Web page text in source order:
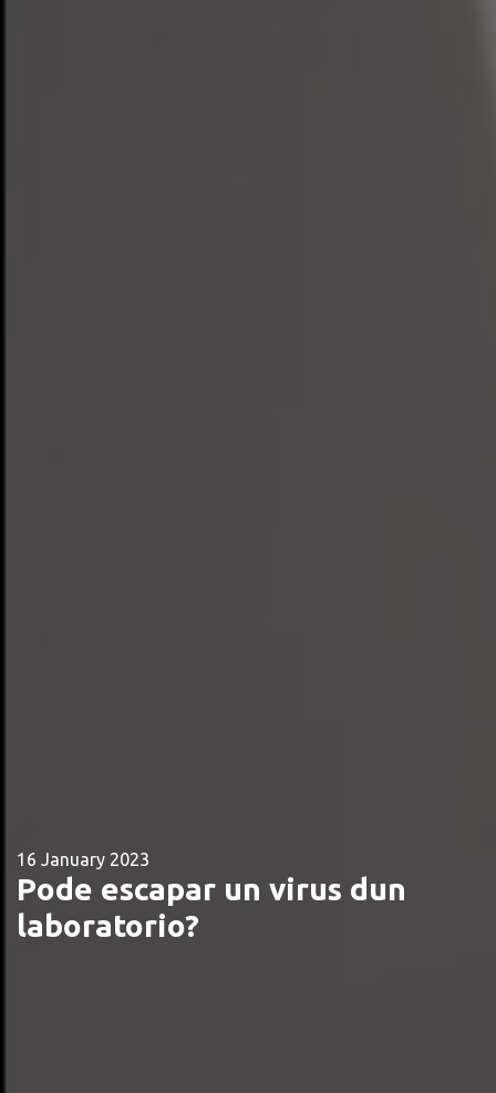
16 January 2023
Pode escapar un virus dun
laboratorio?